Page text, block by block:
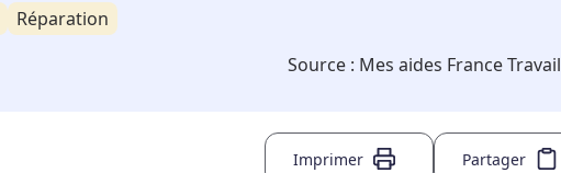
Réparation
Source : Mes aides France Travail
Imprimer Partager